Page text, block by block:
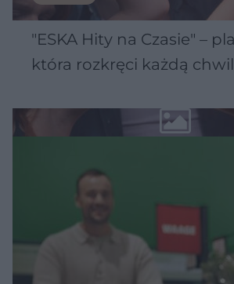
"ESKA Hity na Czasie" –
która rozkręci każdą